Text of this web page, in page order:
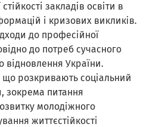
закладів освіти в
і кризових викликів.
до професійної
до потреб сучасного
відновлення України.
розкривають соціальний
зокрема питання
молодіжного
життєстійкості